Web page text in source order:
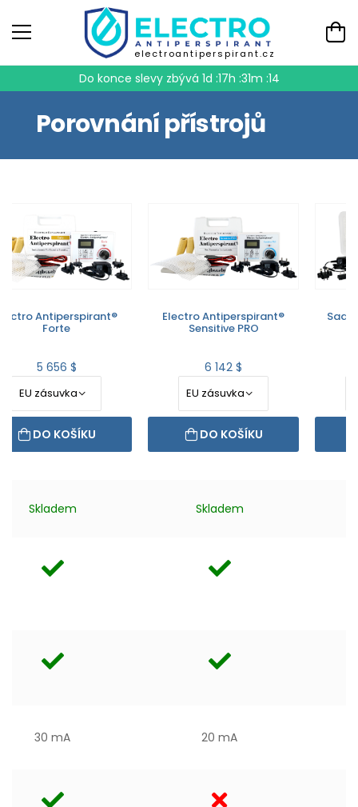
electroantiperspirant.cz
Do konce slevy zbývá 1d :17h :31m :14
Porovnání přístrojů
Antiperspirant®
Forte
5 656 $
DO KOŠÍKU
Electro Antiperspirant®
Sensitive PRO
6 142 $
DO KOŠÍKU
Skladem Skladem
30 mA 20 mA